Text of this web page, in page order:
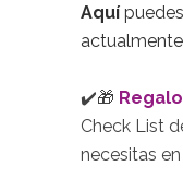
Aquí
✔️🎁
Check List
necesitas